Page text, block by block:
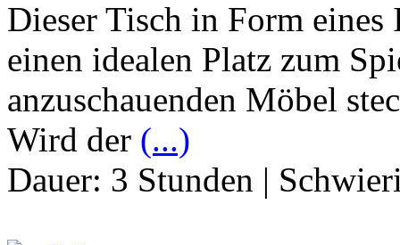
Dieser Tisch in Form
einen idealen Platz zum
anzuschauenden Möbel
Wird der (...)
Dauer: 3 Stunden |